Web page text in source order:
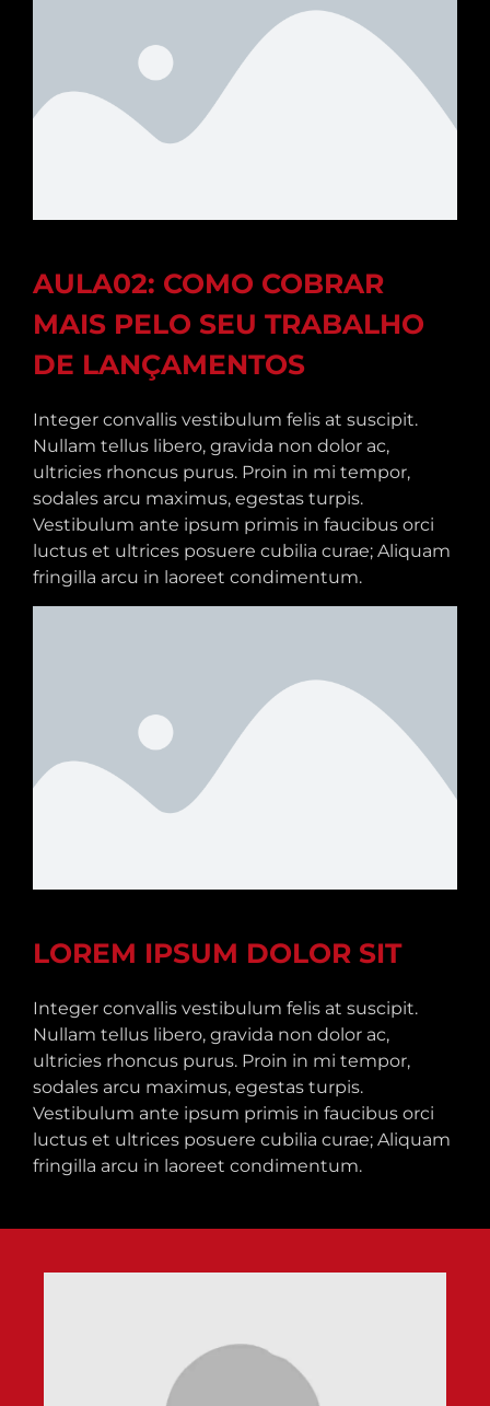
AULA02: COMO COBRAR
MAIS PELO SEU TRABALHO
DE LANÇAMENTOS
Integer convallis vestibulum felis at suscipit.
Nullam tellus libero, gravida non dolor ac,
ultricies rhoncus purus. Proin in mi tempor,
sodales arcu maximus, egestas turpis.
Vestibulum ante ipsum primis in faucibus orci
luctus et ultrices posuere cubilia curae; Aliquam
fringilla arcu in laoreet condimentum.
LOREM IPSUM DOLOR SIT
Integer convallis vestibulum felis at suscipit.
Nullam tellus libero, gravida non dolor ac,
ultricies rhoncus purus. Proin in mi tempor,
sodales arcu maximus, egestas turpis.
Vestibulum ante ipsum primis in faucibus orci
luctus et ultrices posuere cubilia curae; Aliquam
fringilla arcu in laoreet condimentum.